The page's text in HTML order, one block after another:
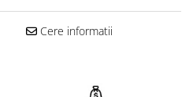
Cere informatii